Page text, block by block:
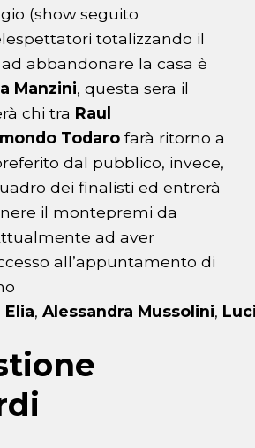
(show seguito
totalizzando il
ad abbandonare la casa è
Manzini, questa sera il
chi tra Raul
Todaro farà ritorno a
dal pubblico, invece,
dei finalisti ed entrerà
il montepremi da
ad aver
all’appuntamento di
Elia, Alessandra Mussolini,